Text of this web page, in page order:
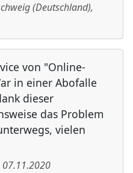
(Deutschland),
von "Online-
in einer Abofalle
dieser
das Problem
vielen
07.11.2020